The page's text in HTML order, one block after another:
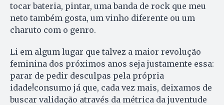
tocar bateria, pintar, uma banda de rock que meu
neto também gosta, um vinho diferente ou um
charuto com o genro.
Li em algum lugar que talvez a maior revolução
feminina dos próximos anos seja justamente essa:
parar de pedir desculpas pela própria
idade!consumo já que, cada vez mais, deixamos de
buscar validação através da métrica da juventude